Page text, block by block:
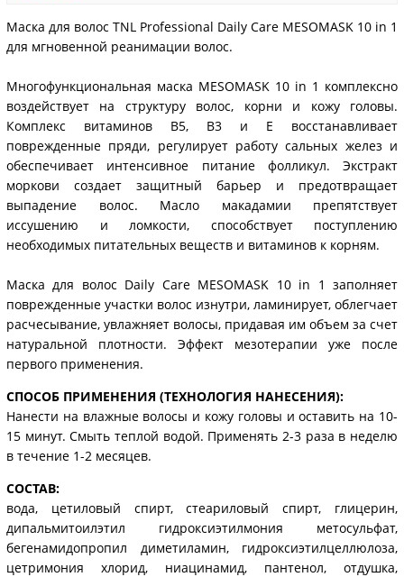
Маска для волос TNL Professional Daily Care MESOMASK 10 in 1
для мгновенной реанимации волос.
Многофункциональная маска MESOMASK 10 in 1 комплексно
воздействует на структуру волос, корни и кожу головы.
Комплекс витаминов B5, B3 и Е восстанавливает
поврежденные пряди, регулирует работу сальных желез и
обеспечивает интенсивное питание фолликул. Экстракт
моркови создает защитный барьер и предотвращает
выпадение волос. Масло макадамии препятствует
иссушению и ломкости, способствует поступлению
необходимых питательных веществ и витаминов к корням.
Маска для волос Daily Care MESOMASK 10 in 1 заполняет
поврежденные участки волос изнутри, ламинирует, облегчает
расчесывание, увлажняет волосы, придавая им объем за счет
натуральной плотности. Эффект мезотерапии уже после
первого применения.
СПОСОБ ПРИМЕНЕНИЯ (ТЕХНОЛОГИЯ НАНЕСЕНИЯ):
Нанести на влажные волосы и кожу головы и оставить на 10-
15 минут. Смыть теплой водой. Применять 2-3 раза в неделю
в течение 1-2 месяцев.
СОСТАВ:
вода, цетиловый спирт, стеариловый спирт, глицерин,
дипальмитоилэтил гидроксиэтилмония метосульфат,
бегенамидопропил диметиламин, гидроксиэтилцеллюлоза,
цетримония хлорид, ниацинамид, пантенол, отдушка,